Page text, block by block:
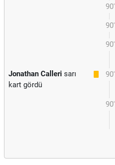
90'
90'
90'
90'
Jonathan Calleri sarı
kart gördü
90'